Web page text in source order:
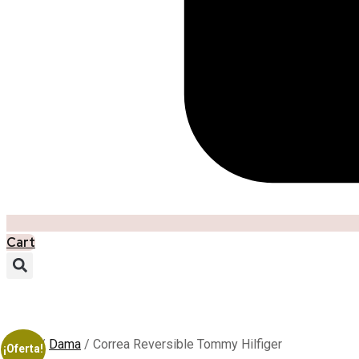
Cart
Inicio/ Dama / Correa Reversible Tommy Hilfiger
¡Oferta!